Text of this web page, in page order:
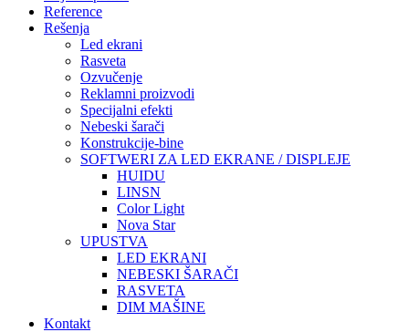
Reference
Rešenja
Led ekrani
Rasveta
Ozvučenje
Reklamni proizvodi
Specijalni efekti
Nebeski šarači
Konstrukcije-bine
SOFTWERI ZA LED EKRANE / DISPLEJE
HUIDU
LINSN
Color Light
Nova Star
UPUSTVA
LED EKRANI
NEBESKI ŠARAČI
RASVETA
DIM MAŠINE
Kontakt